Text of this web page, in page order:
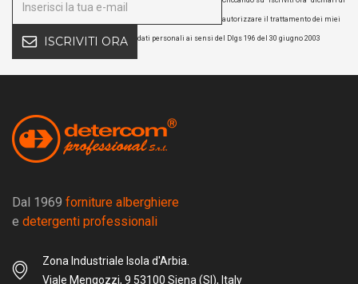
ISCRIVITI ORA
autorizzare il trattamento dei miei
dati personali ai sensi del Dlgs 196 del 30 giugno 2003
Dal 1969 forniture alberghiere
e detergenti professionali
Zona Industriale Isola d'Arbia.
Viale Mengozzi, 9 53100 Siena (SI), Italy